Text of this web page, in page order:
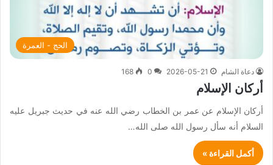
الحج - العمرة
دعاة الشام 2026-05-21
0
168
أركان الإسلام
أركان الإسلام عن عمر بن الخطاب رضي الله عنه في حديث جبريل عليه
السلام أنه سأل رسول الله صلى الله…
أكمل القراءة »